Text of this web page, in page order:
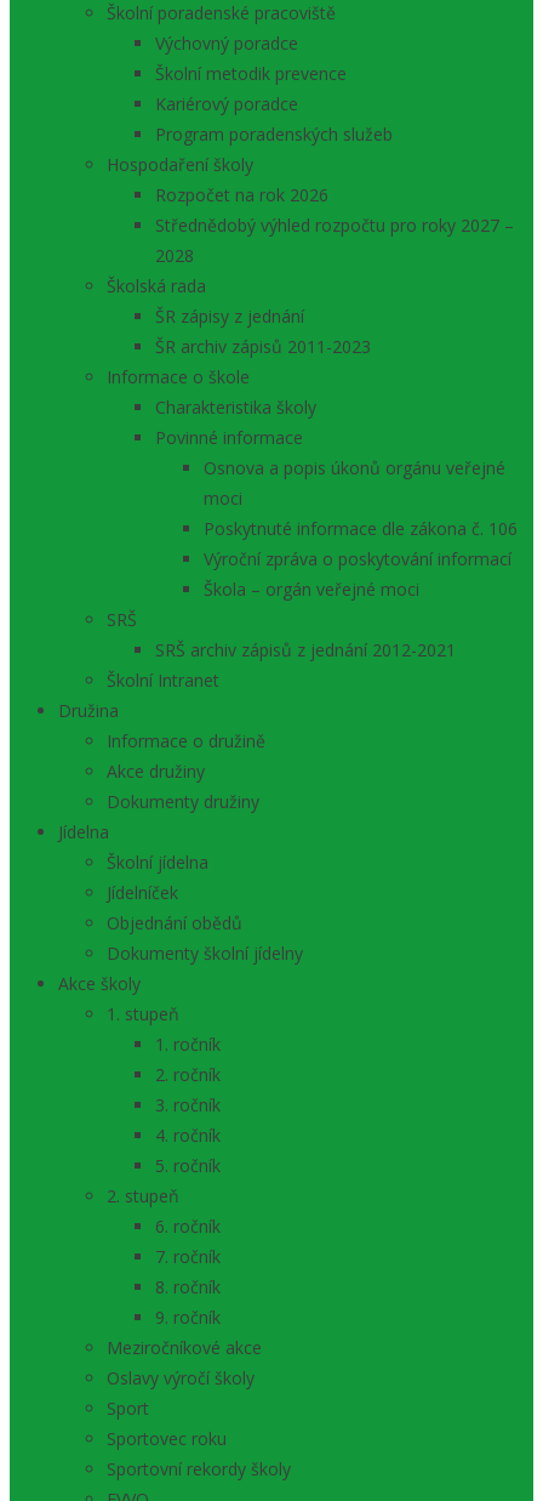
Školní poradenské pracoviště
Výchovný poradce
Školní metodik prevence
Kariérový poradce
Program poradenských služeb
Hospodaření školy
Rozpočet na rok 2026
Střednědobý výhled rozpočtu pro roky 2027 –
2028
Školská rada
ŠR zápisy z jednání
ŠR archiv zápisů 2011-2023
Informace o škole
Charakteristika školy
Povinné informace
Osnova a popis úkonů orgánu veřejné
moci
Poskytnuté informace dle zákona č. 106
Výroční zpráva o poskytování informací
Škola – orgán veřejné moci
SRŠ
SRŠ archiv zápisů z jednání 2012-2021
Školní Intranet
Družina
Informace o družině
Akce družiny
Dokumenty družiny
Jídelna
Školní jídelna
Jídelníček
Objednání obědů
Dokumenty školní jídelny
Akce školy
1. stupeň
1. ročník
2. ročník
3. ročník
4. ročník
5. ročník
2. stupeň
6. ročník
7. ročník
8. ročník
9. ročník
Meziročníkové akce
Oslavy výročí školy
Sport
Sportovec roku
Sportovní rekordy školy